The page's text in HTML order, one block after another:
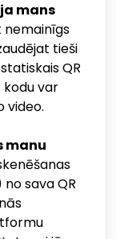
mans
nemainīgs
tieši
QR
kodu var
video.
manu
sava QR